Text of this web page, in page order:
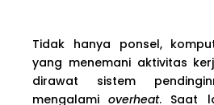
Tidak hanya ponsel,
yang menemani aktivitas
dirawat sistem
mengalamioverheat. Saat